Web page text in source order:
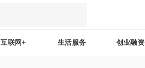
互联网+ 生活服务 创业融资